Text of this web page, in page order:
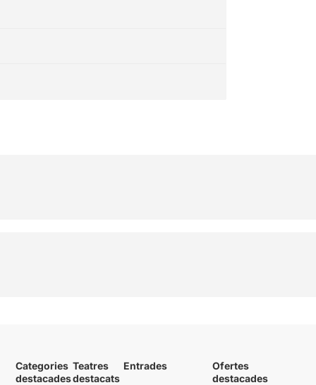
Categories
destacades
Teatres
destacats
Entrades
Ofertes
destacades